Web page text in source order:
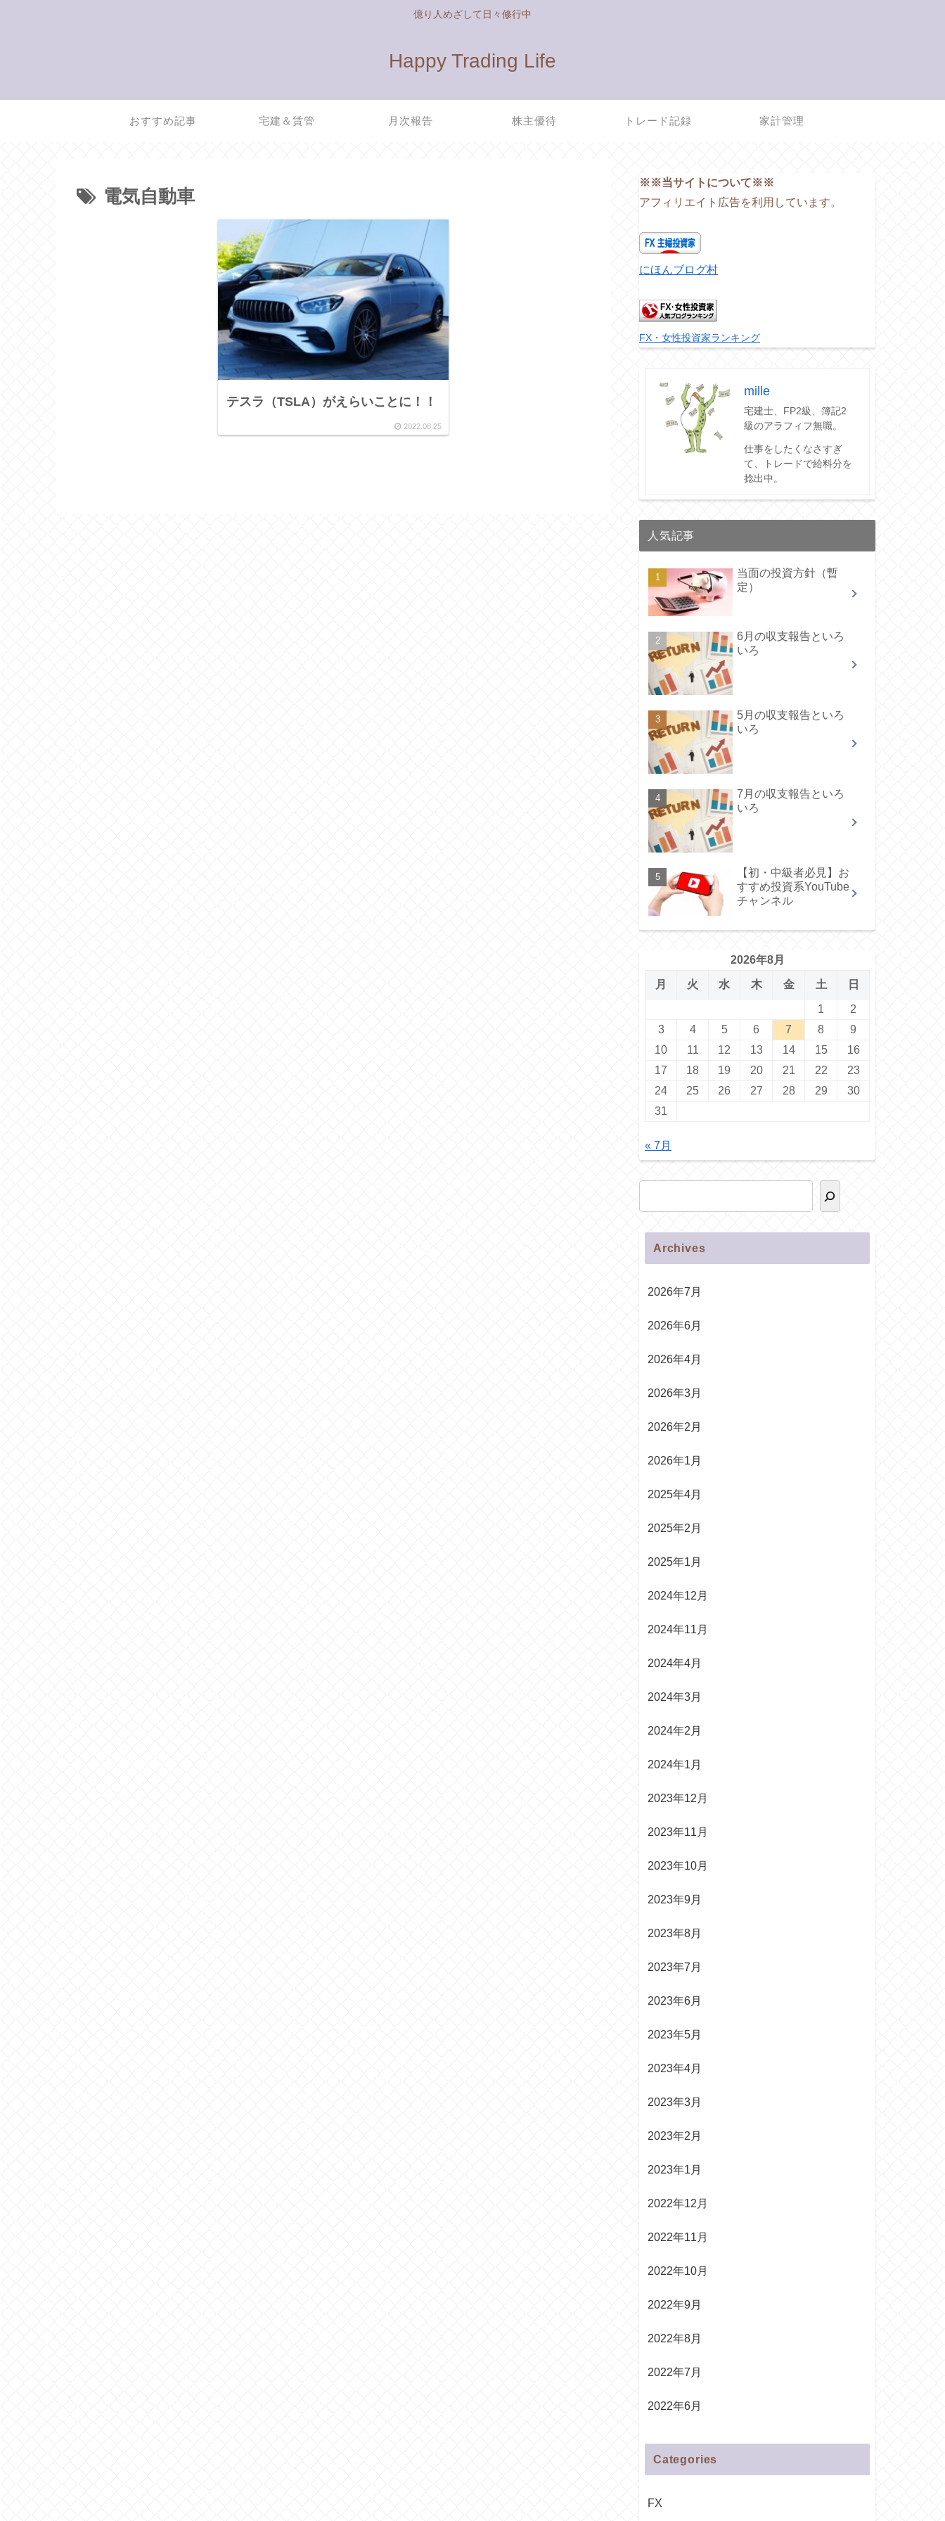
億り人めざして日々修行中
Happy Trading Life
おすすめ記事 宅建＆賃管 月次報告 株主優待 トレード記録 家計管理
電気自動車
テスラ（TSLA）がえらいことに！！
2022.08.25
※※当サイトについて※※
アフィリエイト広告を利用しています。
にほんブログ村
FX・女性投資家ランキング
mille
宅建士、FP2級、簿記2
級のアラフィフ無職。
仕事をしたくなさすぎ
て、トレードで給料分を
捻出中。
人気記事
当面の投資方針（暫
定）
6月の収支報告といろ
いろ
5月の収支報告といろ
いろ
7月の収支報告といろ
いろ
【初・中級者必見】お
すすめ投資系YouTube
チャンネル
2026年8月
月 火 水 木 金 土 日
1
2
3
4 5 6 7 8
9
10
11 12 13 14 15
16
17
18 19 20 21 22
23
24
25 26 27 28 29
30
31
« 7月
Archives
2026年7月
2026年6月
2026年4月
2026年3月
2026年2月
2026年1月
2025年4月
2025年2月
2025年1月
2024年12月
2024年11月
2024年4月
2024年3月
2024年2月
2024年1月
2023年12月
2023年11月
2023年10月
2023年9月
2023年8月
2023年7月
2023年6月
2023年5月
2023年4月
2023年3月
2023年2月
2023年1月
2022年12月
2022年11月
2022年10月
2022年9月
2022年8月
2022年7月
2022年6月
Categories
FX